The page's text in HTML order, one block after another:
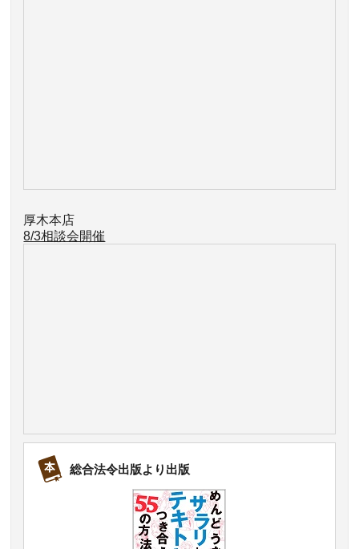
厚木本店
8/3相談会開催
総合法令出版より出版